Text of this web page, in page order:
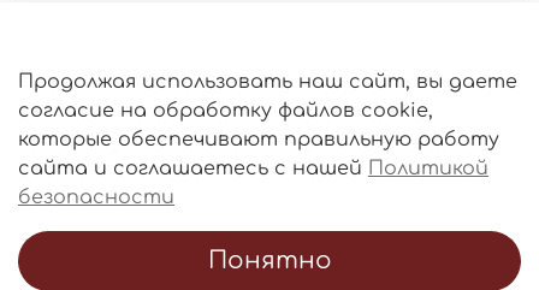
ИНФОРМАЦИЯ
О МАГАЗИНЕ
Продолжая использовать наш сайт, вы даете
согласие на обработку файлов cookie,
которые обеспечивают правильную работу
сайта и соглашаетесь с нашей Политикой
безопасности
Понятно
Политика
обработки